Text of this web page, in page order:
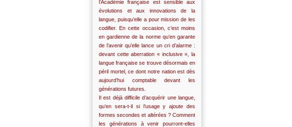
l’Académie française est sensible aux
évolutions et aux innovations de la
langue, puisqu’elle a pour mission de les
codifier. En cette occasion, c’est moins
en gardienne de la norme qu’en garante
de l’avenir qu’elle lance un cri d’alarme :
devant cette aberration « inclusive », la
langue française se trouve désormais en
péril mortel, ce dont notre nation est dès
aujourd’hui comptable devant les
générations futures.
Il est déjà difficile d’acquérir une langue,
qu’en sera-t-il si l’usage y ajoute des
formes secondes et altérées ? Comment
les générations à venir pourront-elles